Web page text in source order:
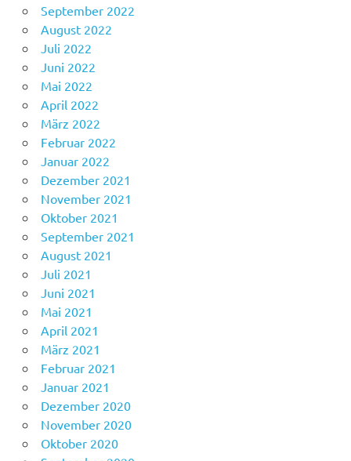
September 2022
August 2022
Juli 2022
Juni 2022
Mai 2022
April 2022
März 2022
Februar 2022
Januar 2022
Dezember 2021
November 2021
Oktober 2021
September 2021
August 2021
Juli 2021
Juni 2021
Mai 2021
April 2021
März 2021
Februar 2021
Januar 2021
Dezember 2020
November 2020
Oktober 2020